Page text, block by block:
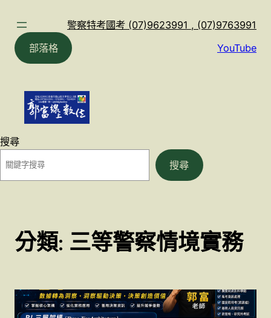
警察特考國考 (07)9623991 , (07)9763991
部落格
YouTube
搜尋
搜尋
分類: 三等警察情境實務